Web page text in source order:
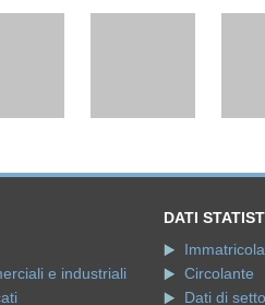
e industriali
DATI
Circolante
Dati di